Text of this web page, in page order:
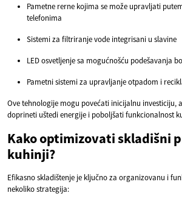
Pametne rerne kojima se može upravljati
telefonima
Sistemi za filtriranje vode integrisani u slavine
LED osvetljenje sa mogućnošću podešavanja
Pametni sistemi za upravljanje otpadom i
Ove tehnologije mogu povećati inicijalnu investiciju,
doprineti uštedi energije i poboljšati funkcionalnost
Kako optimizovati skladišni
kuhinji?
Efikasno skladištenje je ključno za organizovanu i
nekoliko strategija: